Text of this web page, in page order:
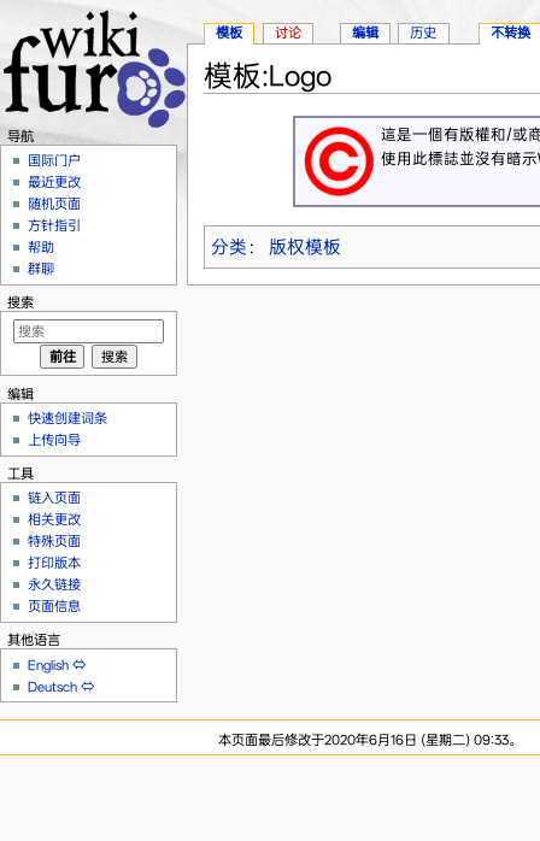
模板:Logo
這是一個有版權和/或
使用此標誌並沒有暗
分类 ： 版权模板
模板 讨论 编辑 历史 不转换
导航
国际门户
最近更改
随机页面
方针指引
帮助
群聊
搜索
编辑
快速创建词条
上传向导
工具
链入页面
相关更改
特殊页面
打印版本
永久链接
页面信息
其他语言
English ⇔
Deutsch ⇔
本页面最后修改于2020年6月16日 (星期二) 09:33。